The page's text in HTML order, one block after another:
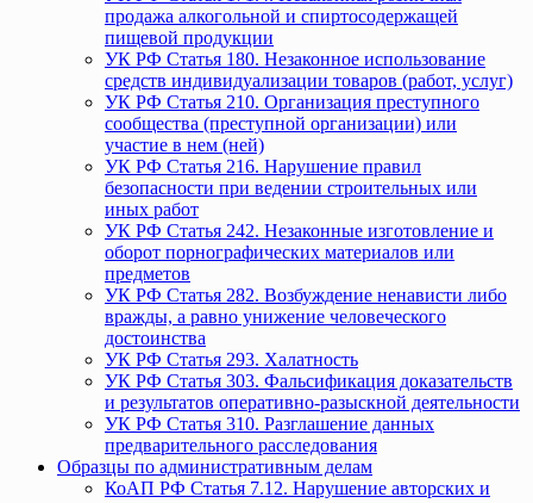
продажа алкогольной и спиртосодержащей
пищевой продукции
УК РФ Статья 180. Незаконное использование
средств индивидуализации товаров (работ, услуг)
УК РФ Статья 210. Организация преступного
сообщества (преступной организации) или
участие в нем (ней)
УК РФ Статья 216. Нарушение правил
безопасности при ведении строительных или
иных работ
УК РФ Статья 242. Незаконные изготовление и
оборот порнографических материалов или
предметов
УК РФ Статья 282. Возбуждение ненависти либо
вражды, а равно унижение человеческого
достоинства
УК РФ Статья 293. Халатность
УК РФ Статья 303. Фальсификация доказательств
и результатов оперативно-разыскной деятельности
УК РФ Статья 310. Разглашение данных
предварительного расследования
Образцы по административным делам
КоАП РФ Статья 7.12. Нарушение авторских и